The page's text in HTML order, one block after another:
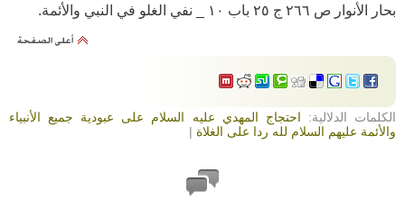
بحار الأنوار ص ٢٦٦ ج ٢٥ باب ١٠ _ نفي الغلو في النبي والأئمة.
الكلمات الدلالية: احتجاج المهدي عليه السلام على عبودية جميع الأنبياء
والأئمة عليهم السلام لله ردا على الغلاة |